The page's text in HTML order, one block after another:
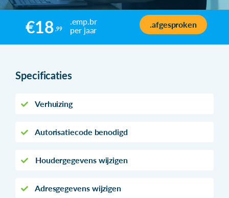
€18 ,99
.emp.br
per jaar
.afgesproken
Specificaties
Verhuizing
Autorisatiecode benodigd
Houdergegevens wijzigen
Adresgegevens wijzigen